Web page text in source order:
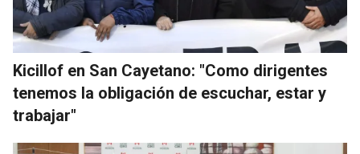
Kicillof en San Cayetano: "Como dirigentes
tenemos la obligación de escuchar, estar y
trabajar"